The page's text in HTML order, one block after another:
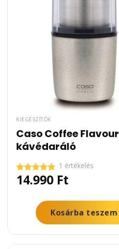
KIEGÉSZÍTŐK
Caso Coffee Flavour
kávédaráló
Értékelés:
5.00/ 5
1 értékelés
14.990 Ft
Kosárba teszem